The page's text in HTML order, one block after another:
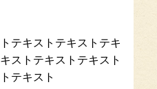
テキストテキストテキ
ストテキストテキスト
テキスト